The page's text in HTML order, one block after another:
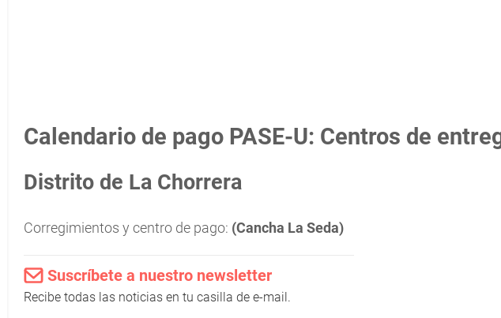
Calendario de pago PASE-U: Centros de
Distrito de La Chorrera
Corregimientos y centro de pago: (Cancha La Seda)
Suscríbete a nuestro newsletter
Recibe todas las noticias en tu casilla de e-mail.